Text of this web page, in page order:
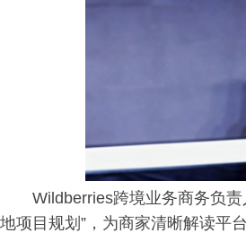
Wildberries跨境业务商务负
地项目规划”，为商家清晰解读平